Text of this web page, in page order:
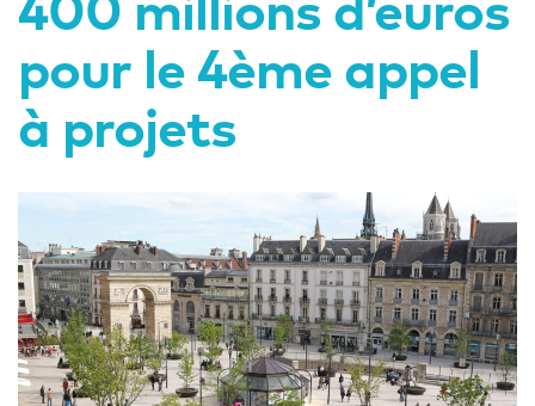
pour le 4ème appel
à projets